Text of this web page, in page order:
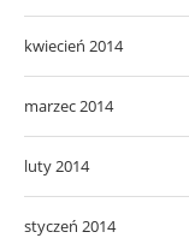
kwiecień 2014
marzec 2014
luty 2014
styczeń 2014